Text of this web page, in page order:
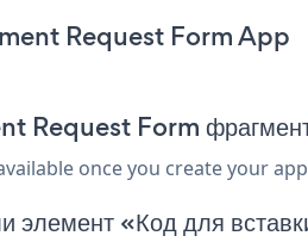
Request Form App
Request Form
once you create your app
элемент «Код для